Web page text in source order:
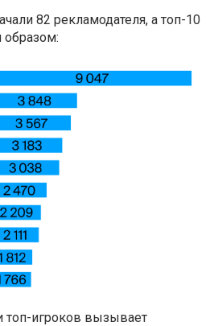
82 рекламодателя, а топ-10
топ-игроков вызывает